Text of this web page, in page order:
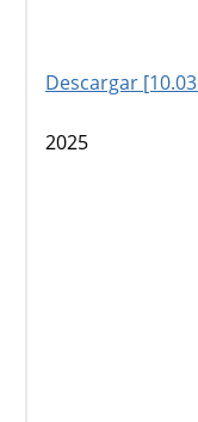
Descargar
2025